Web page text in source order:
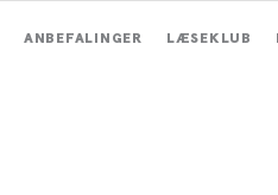
ANBEFALINGER LÆSEKLUB